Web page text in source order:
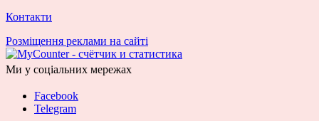
Контакти
Розміщення реклами на сайті
Ми у соціальних мережах
Facebook
Telegram